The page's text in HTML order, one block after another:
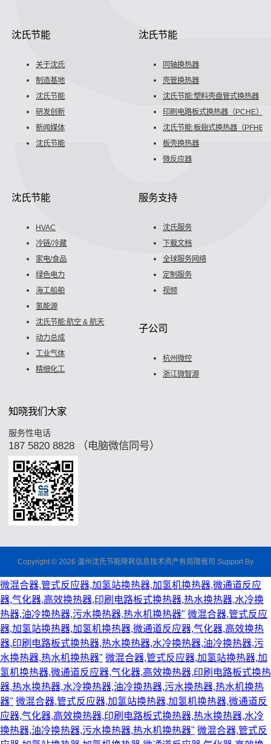
沈氏节能
关于沈氏
制造基地
沈氏节能
研发创新
新闻媒体
沈氏节能
沈氏节能
同轴换热器
壳管换热器
沈氏节能:塑料壳盘管式换热器
印刷电路板式换热器（PCHE）
沈氏节能:板翅式换热器（PFHE）
板壳换热器
微反应器
沈氏节能
HVAC
冷链/冷藏
家电/食品
绿色电力
海工船舶
氢能源
沈氏节能:航空 & 航天
动力总成
工业气体
精细化工
服务支持
沈氏服务
下载文档
全球服务网络
定制服务
视频
子公司
杭州微控
浙江微智源
知晓我们大家
服务性电话
187 5820 8828 （电脑微信同号）
Copyright © 2026 温州沈氏节能降耗信息技术资产有局限我司 Support By
微混合器,管式反应器,加氢站换热器,加氢机换热器,微通道反应
器,气化器,高效换热器,印刷电路板式换热器,热水换热器,水冷换
热器,油冷换热器,污水换热器,热水机换热器" 微混合器,管式反应
器,加氢站换热器,加氢机换热器,微通道反应器,气化器,高效换热
器,印刷电路板式换热器,热水换热器,水冷换热器,油冷换热器,污
水换热器,热水机换热器" 微混合器,管式反应器,加氢站换热器,加
氢机换热器,微通道反应器,气化器,高效换热器,印刷电路板式换热
器,热水换热器,水冷换热器,油冷换热器,污水换热器,热水机换热
器" 微混合器,管式反应器,加氢站换热器,加氢机换热器,微通道反
应器,气化器,高效换热器,印刷电路板式换热器,热水换热器,水冷
换热器,油冷换热器,污水换热器,热水机换热器" 微混合器,管式反